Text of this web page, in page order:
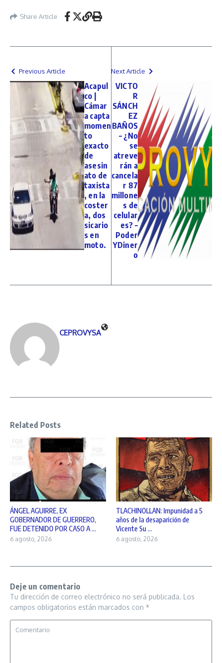
Share Article
Previous Article
Acapul
co |
Cámar
a capta
momen
to
exacto
de
asesin
ato de
taxista
, en la
coster
a, dos
sicario
s en
moto.
Next Article
VICTO
R
SÁNCH
EZ
BAÑOS
– ¿No
se
atreve
rán a
cancela
r 87
millone
s de
celular
es? –
Poder
YDiner
o
CEPROVYSA
Related Posts
ÁNGEL AGUIRRE, EX
GOBERNADOR DE GUERRERO,
FUE DETENIDO POR CASO A ...
6 agosto, 2026
TLACHINOLLAN: Impunidad a 5
años de la desaparición de
Vicente Su ...
6 agosto, 2026
Deje un comentario
Tu dirección de correo electrónico no será publicada. Los
campos obligatorios están marcados con *